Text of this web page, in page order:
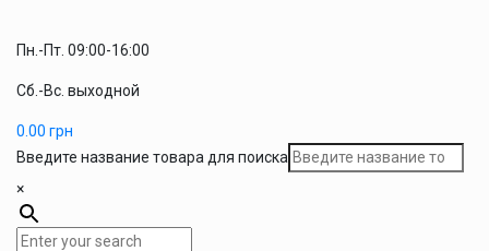
Пн.-Пт. 09:00-16:00
Сб.-Вс. выходной
0.00 грн
Введите название товара для поиска
×